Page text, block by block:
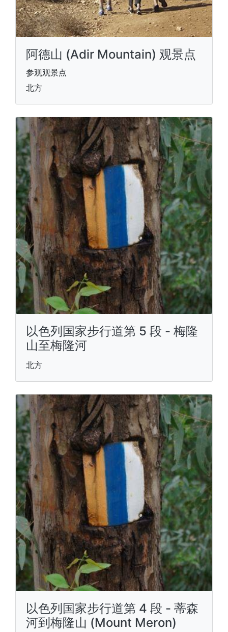
阿德山 (Adir Mountain) 观景点
参观观景点
北方
以色列国家步行道第 5 段 - 梅隆
山至梅隆河
北方
以色列国家步行道第 4 段 - 蒂森
河到梅隆山 (Mount Meron)